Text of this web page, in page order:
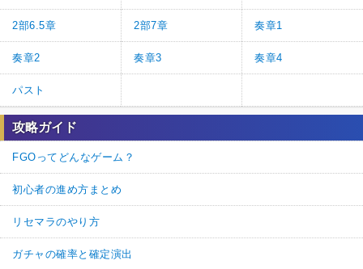
2部6.5章 2部7章 奏章1
奏章2 奏章3 奏章4
パスト
攻略ガイド
FGOってどんなゲーム？
初心者の進め方まとめ
リセマラのやり方
ガチャの確率と確定演出